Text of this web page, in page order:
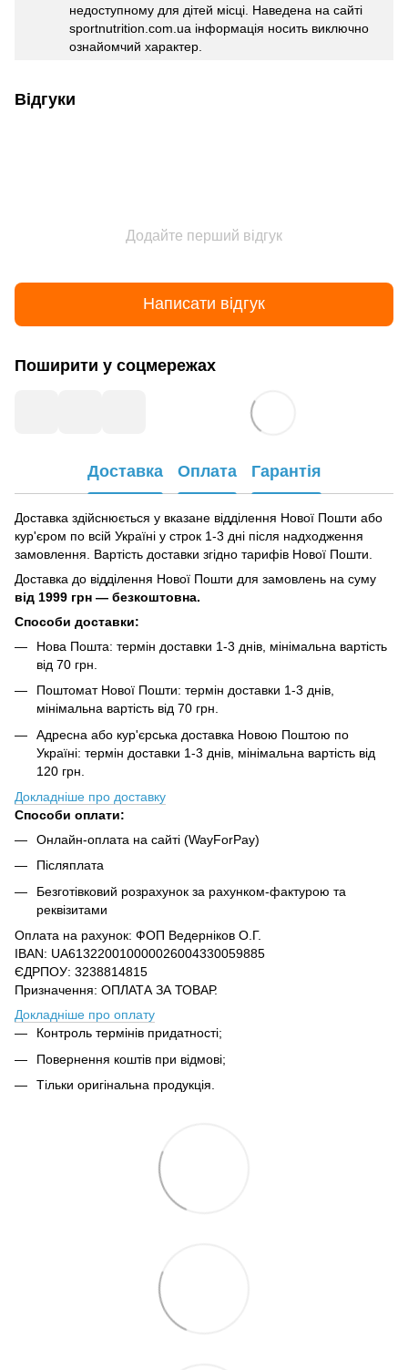
недоступному для дітей місці. Наведена на сайті
sportnutrition.com.ua інформація носить виключно
ознайомчий характер.
Відгуки
Додайте перший відгук
Написати відгук
Поширити у соцмережах
Доставка Оплата Гарантія
Доставка здійснюється у вказане відділення Нової Пошти або
кур'єром по всій Україні у строк 1-3 дні після надходження
замовлення. Вартість доставки згідно тарифів Нової Пошти.
Доставка до відділення Нової Пошти для замовлень на суму
від 1999 грн — безкоштовна.
Способи доставки:
Нова Пошта: термін доставки 1-3 днів, мінімальна вартість
від 70 грн.
Поштомат Нової Пошти: термін доставки 1-3 днів,
мінімальна вартість від 70 грн.
Адресна або кур'єрська доставка Новою Поштою по
Україні: термін доставки 1-3 днів, мінімальна вартість від
120 грн.
Докладніше про доставку
Способи оплати:
Онлайн-оплата на сайті (WayForPay)
Післяплата
Безготівковий розрахунок за рахунком-фактурою та
реквізитами
Оплата на рахунок: ФОП Ведерніков О.Г.
IBAN: UA613220010000026004330059885
ЄДРПОУ: 3238814815
Призначення: ОПЛАТА ЗА ТОВАР.
Докладніше про оплату
Контроль термінів придатності;
Повернення коштів при відмові;
Тільки оригінальна продукція.